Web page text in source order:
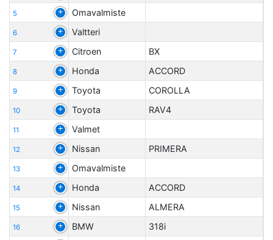
5 Omavalmiste
6 Valtteri
7 Citroen BX
8 Honda ACCORD
9 Toyota COROLLA
10 Toyota RAV4
11 Valmet
12 Nissan PRIMERA
13 Omavalmiste
14 Honda ACCORD
15 Nissan ALMERA
16 BMW 318i